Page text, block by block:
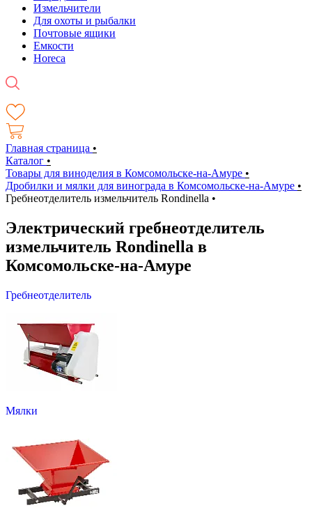
Измельчители
Для охоты и рыбалки
Почтовые ящики
Емкости
Horeca
Главная страница •
Каталог •
Товары для виноделия в Комсомольске-на-Амуре •
Дробилки и мялки для винограда в Комсомольске-на-Амуре •
Гребнеотделитель измельчитель Rondinella •
Электрический гребнеотделитель
измельчитель Rondinella в
Комсомольске-на-Амуре
Гребнеотделитель
Мялки